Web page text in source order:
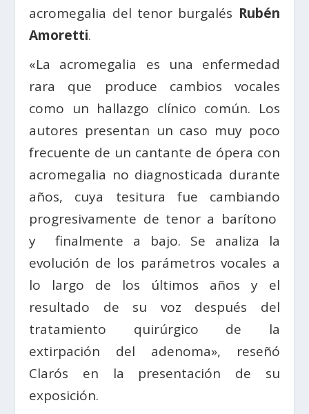
acromegalia del tenor burgalés Rubén
Amoretti.
«La acromegalia es una enfermedad
rara que produce cambios vocales
como un hallazgo clínico común. Los
autores presentan un caso muy poco
frecuente de un cantante de ópera con
acromegalia no diagnosticada durante
años, cuya tesitura fue cambiando
progresivamente de tenor a barítono
y finalmente a bajo. Se analiza la
evolución de los parámetros vocales a
lo largo de los últimos años y el
resultado de su voz después del
tratamiento quirúrgico de la
extirpación del adenoma», reseñó
Clarós en la presentación de su
exposición.